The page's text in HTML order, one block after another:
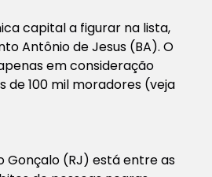
capital a figurar na lista,
Antônio de Jesus (BA). O
em consideração
de 100 mil moradores (veja
Gonçalo (RJ) está entre as